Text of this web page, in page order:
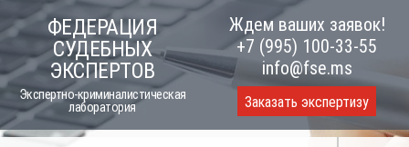
to
content
ФЕДЕРАЦИЯ
СУДЕБНЫХ
ЭКСПЕРТОВ
Экспертно-криминалистическая
лаборатория
Ждем ваших заявок!
+7 (995) 100-33-55
info@fse.ms
Заказать экспертизу